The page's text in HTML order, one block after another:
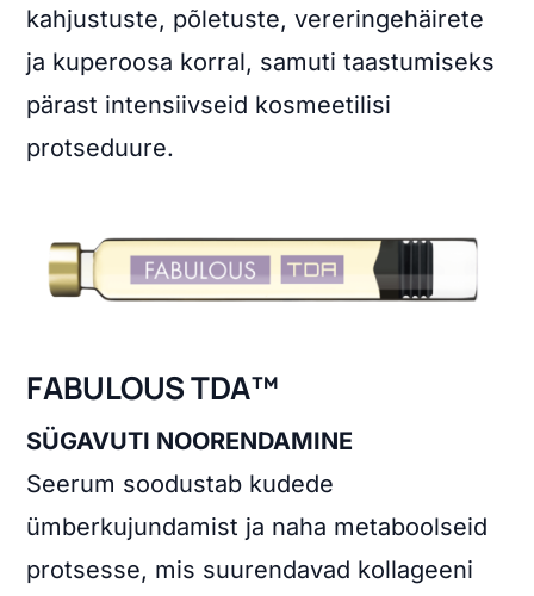
kahjustuste, põletuste, vereringehäirete
ja kuperoosa korral, samuti taastumiseks
pärast intensiivseid kosmeetilisi
protseduure.
FABULOUS TDA™
SÜGAVUTI NOORENDAMINE
Seerum soodustab kudede
ümberkujundamist ja naha metaboolseid
protsesse, mis suurendavad kollageeni